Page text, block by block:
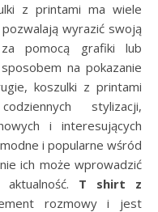
z printami ma wiele
wyrazić swoją
pomocą grafiki lub
na pokazanie
koszulki z printami
stylizacji,
i interesujących
i popularne wśród
ich może wprowadzić
T shirt z
rozmowy i jest